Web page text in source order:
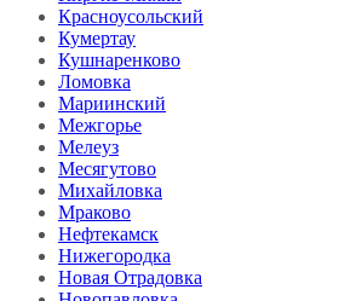
Красноусольский
Кумертау
Кушнаренково
Ломовка
Мариинский
Межгорье
Мелеуз
Месягутово
Михайловка
Мраково
Нефтекамск
Нижегородка
Новая Отрадовка